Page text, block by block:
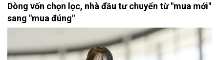
Dòng vốn chọn lọc, nhà đầu tư chuyển từ "mua mới"
sang "mua đúng"